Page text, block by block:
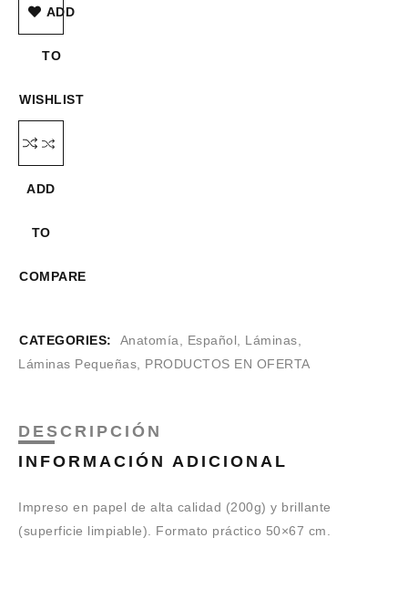
ADD
TO
WISHLIST
ADD
TO
COMPARE
CATEGORIES: Anatomía Español Láminas
Láminas Pequeñas
PRODUCTOS EN OFERTA
DESCRIPCIÓN
INFORMACIÓN ADICIONAL
Impreso en papel de alta calidad (200g) y brillante
(superficie limpiable). Formato práctico 50×67 cm.